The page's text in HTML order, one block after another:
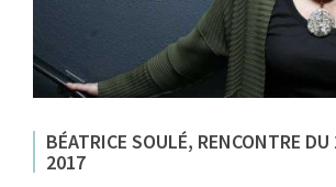
BÉATRICE SOULÉ, RENCONTRE
2017